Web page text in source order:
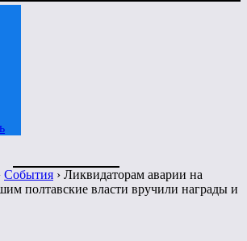
События › Ликвидаторам аварии на
полтавские власти вручили награды и